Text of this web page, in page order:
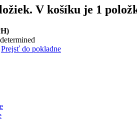
V košíku je 1
Prejsť do pokladne